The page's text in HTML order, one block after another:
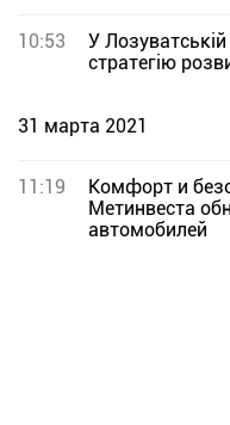
10:53
У
стратегію
31 марта 2021
11:19
Комфорт и
Метинвеста
автомобилей